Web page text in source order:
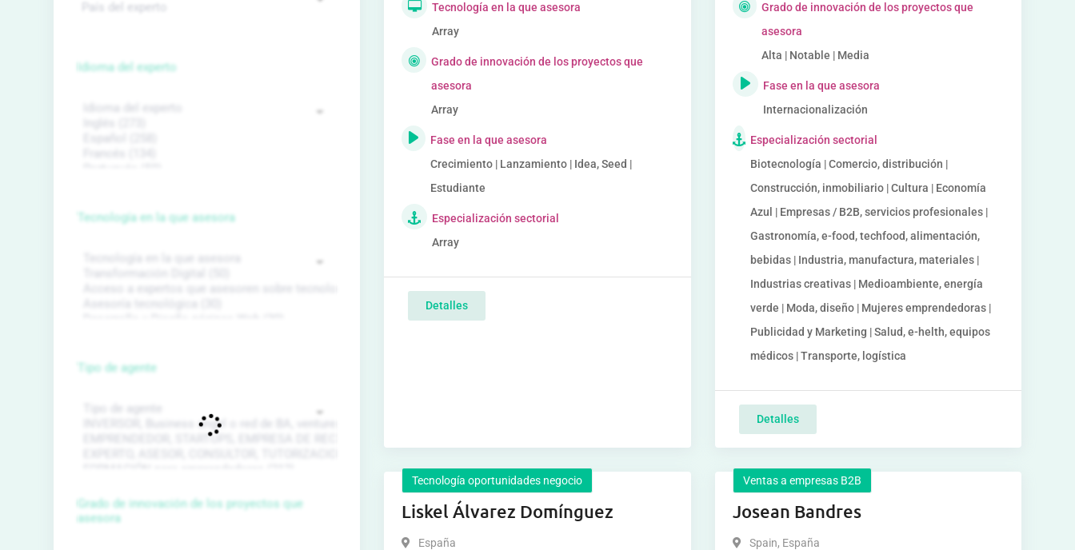
Tecnología en la que asesora
Array
Grado de innovación de los proyectos que
asesora
Array
Fase en la que asesora
Crecimiento | Lanzamiento | Idea, Seed |
Estudiante
Especialización sectorial
Array
Detalles
Grado de innovación de los proyectos que
asesora
Alta | Notable | Media
Fase en la que asesora
Internacionalización
Especialización sectorial
Biotecnología | Comercio, distribución |
Construcción, inmobiliario | Cultura | Economía
Azul | Empresas / B2B, servicios profesionales |
Gastronomía, e-food, techfood, alimentación,
bebidas | Industria, manufactura, materiales |
Industrias creativas | Medioambiente, energía
verde | Moda, diseño | Mujeres emprendedoras |
Publicidad y Marketing | Salud, e-helth, equipos
médicos | Transporte, logística
Detalles
Tecnología oportunidades negocio
Liskel Álvarez Domínguez
España
Ventas a empresas B2B
Josean Bandres
Spain, España
Idioma del experto
Tecnología en la que asesora
Tipo de agente
Grado de innovación de los proyectos que
asesora